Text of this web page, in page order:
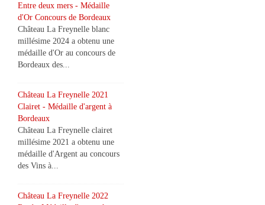
Entre deux mers - Médaille
d'Or Concours de Bordeaux
Château La Freynelle blanc
millésime 2024 a obtenu une
médaille d'Or au concours de
Bordeaux des...
Château La Freynelle 2021
Clairet - Médaille d'argent à
Bordeaux
Château La Freynelle clairet
millésime 2021 a obtenu une
médaille d'Argent au concours
des Vins à...
Château La Freynelle 2022